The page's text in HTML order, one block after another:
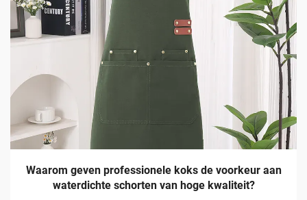
Waarom geven professionele koks de voorkeur aan
waterdichte schorten van hoge kwaliteit?